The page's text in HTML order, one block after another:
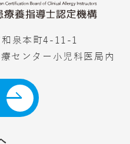
泉本町4-11-1
センター小児科医局内